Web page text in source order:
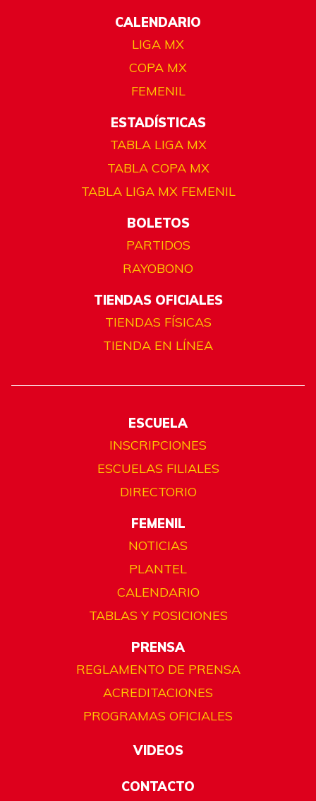
CALENDARIO
LIGA MX
COPA MX
FEMENIL
ESTADÍSTICAS
TABLA LIGA MX
TABLA COPA MX
TABLA LIGA MX FEMENIL
BOLETOS
PARTIDOS
RAYOBONO
TIENDAS OFICIALES
TIENDAS FÍSICAS
TIENDA EN LÍNEA
ESCUELA
INSCRIPCIONES
ESCUELAS FILIALES
DIRECTORIO
FEMENIL
NOTICIAS
PLANTEL
CALENDARIO
TABLAS Y POSICIONES
PRENSA
REGLAMENTO DE PRENSA
ACREDITACIONES
PROGRAMAS OFICIALES
VIDEOS
CONTACTO